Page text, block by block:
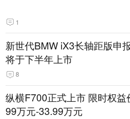
1
新世代BMW iX3长轴距版申
将于下半年上市
8
纵横F700正式上市 限时权益
99万元-33.99万元